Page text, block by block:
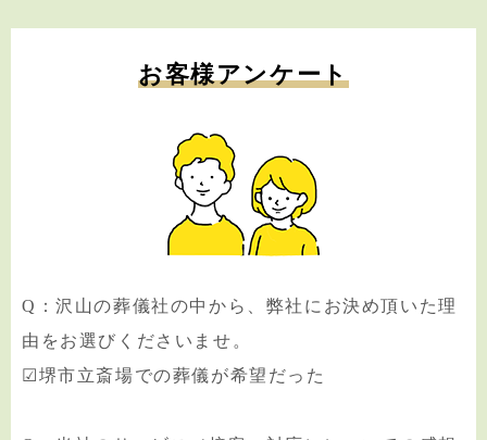
お客様アンケート
Q：沢山の葬儀社の中から、弊社にお決め頂いた理
由をお選びくださいませ。
☑堺市立斎場での葬儀が希望だった